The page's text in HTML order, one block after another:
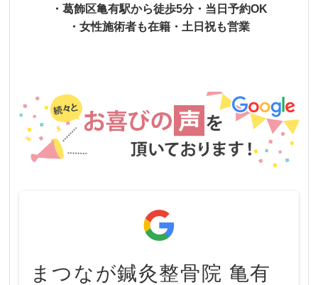
・葛飾区亀有駅から徒歩5分・当日予約OK
・女性施術者も在籍・土日祝も営業
まつなが鍼灸整骨院 亀有